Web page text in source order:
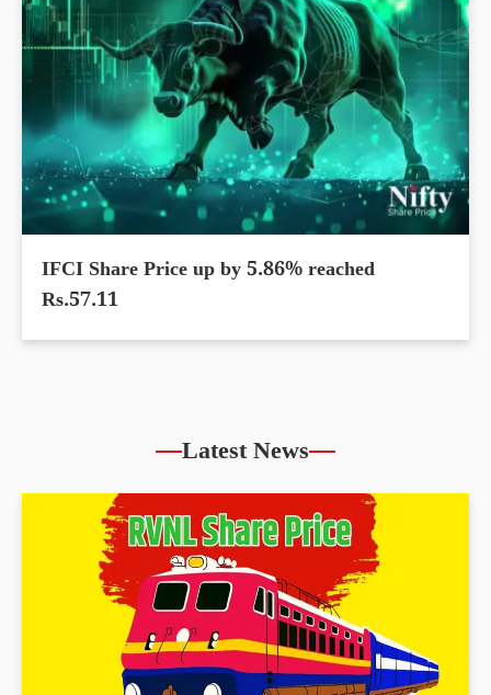
IFCI Share Price up by 5.86% reached
Rs.57.11
Latest News